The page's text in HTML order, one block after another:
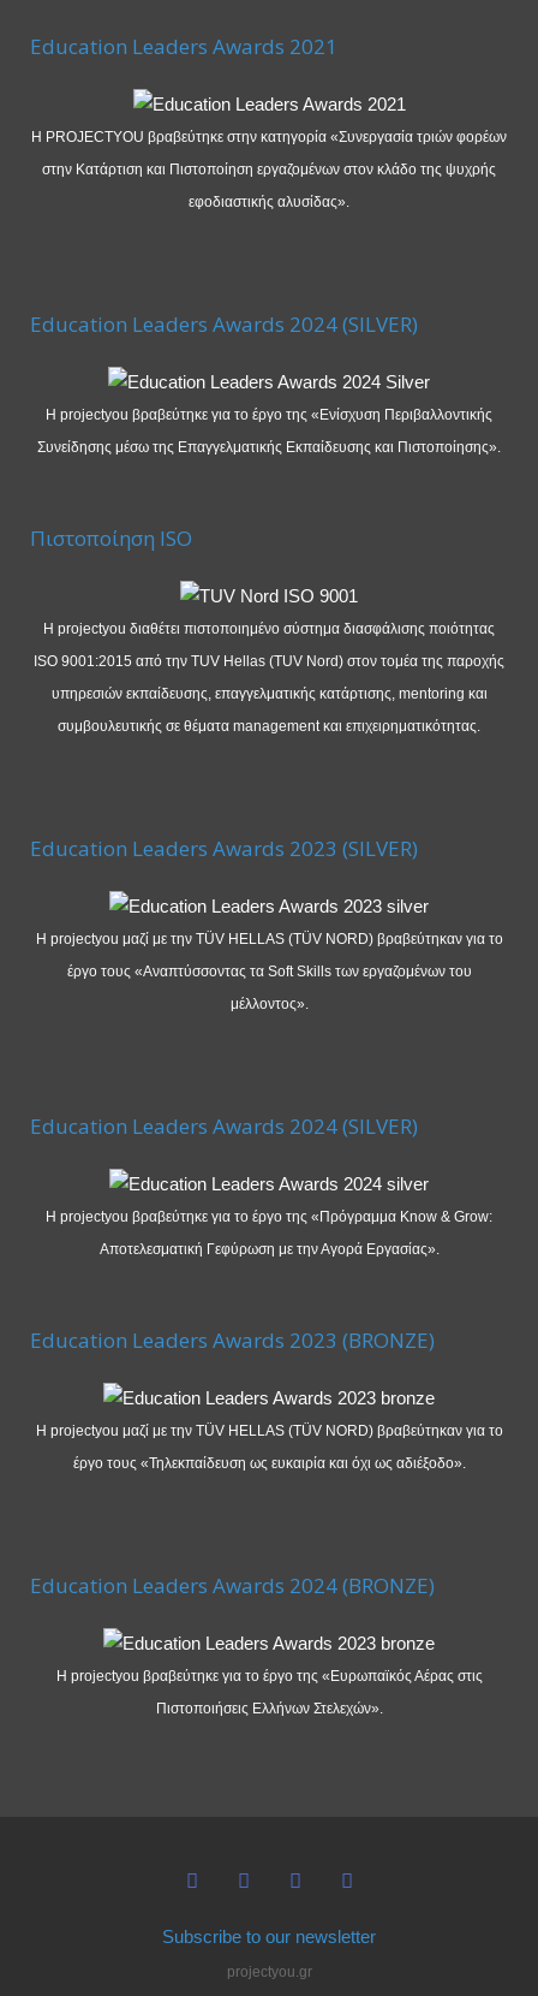
Education Leaders Awards 2021
Η PROJECTYOU βραβεύτηκε στην κατηγορία «Συνεργασία τριών φορέων
στην Κατάρτιση και Πιστοποίηση εργαζομένων στον κλάδο της ψυχρής
εφοδιαστικής αλυσίδας».
Education Leaders Awards 2024 (SILVER)
Η projectyou βραβεύτηκε για το έργο της «Ενίσχυση Περιβαλλοντικής
Συνείδησης μέσω της Επαγγελματικής Εκπαίδευσης και Πιστοποίησης».
Πιστοποίηση ISO
Η projectyou διαθέτει πιστοποιημένο σύστημα διασφάλισης ποιότητας
ISO 9001:2015 από την TUV Hellas (TUV Nord) στον τομέα της παροχής
υπηρεσιών εκπαίδευσης, επαγγελματικής κατάρτισης, mentoring και
συμβουλευτικής σε θέματα management και επιχειρηματικότητας.
Education Leaders Awards 2023 (SILVER)
Η projectyou μαζί με την TÜV HELLAS (TÜV NORD) βραβεύτηκαν για το
έργο τους «Αναπτύσσοντας τα Soft Skills των εργαζομένων του
μέλλοντος».
Education Leaders Awards 2024 (SILVER)
Η projectyou βραβεύτηκε για το έργο της «Πρόγραμμα Know & Grow:
Αποτελεσματική Γεφύρωση με την Αγορά Εργασίας».
Education Leaders Awards 2023 (BRONZE)
Η projectyou μαζί με την TÜV HELLAS (TÜV NORD) βραβεύτηκαν για το
έργο τους «Τηλεκπαίδευση ως ευκαιρία και όχι ως αδιέξοδο».
Education Leaders Awards 2024 (BRONZE)
Η projectyou βραβεύτηκε για το έργο της «Ευρωπαϊκός Αέρας στις
Πιστοποιήσεις Ελλήνων Στελεχών».
Subscribe to our newsletter
projectyou.gr